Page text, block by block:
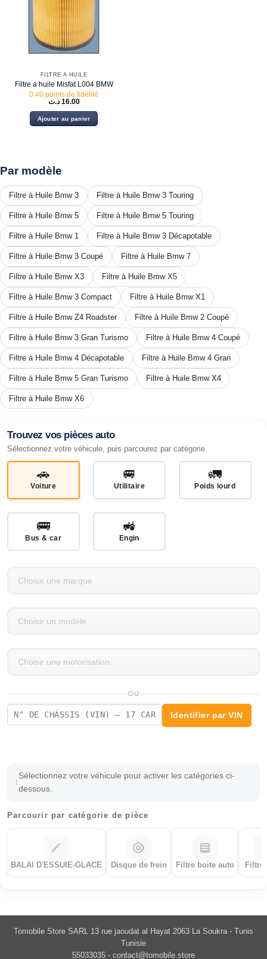
FILTRE À HUILE
Filtre a huile Misfat L004 BMW
0.40 points de fidélité
16.00 د.ت
Ajouter au panier
Par modèle
Filtre à Huile Bmw 3 Filtre à Huile Bmw 3 Touring
Filtre à Huile Bmw 5 Filtre à Huile Bmw 5 Touring
Filtre à Huile Bmw 1 Filtre à Huile Bmw 3 Décapotable
Filtre à Huile Bmw 3 Coupé Filtre à Huile Bmw 7
Filtre à Huile Bmw X3 Filtre à Huile Bmw X5
Filtre à Huile Bmw 3 Compact Filtre à Huile Bmw X1
Filtre à Huile Bmw Z4 Roadster Filtre à Huile Bmw 2 Coupé
Filtre à Huile Bmw 3 Gran Turismo Filtre à Huile Bmw 4 Coupé
Filtre à Huile Bmw 4 Décapotable Filtre à Huile Bmw 4 Gran
Filtre à Huile Bmw 5 Gran Turismo Filtre à Huile Bmw X4
Filtre à Huile Bmw X6
Trouvez vos pièces auto
Sélectionnez votre véhicule, puis parcourez par catégorie.
🚗
Voiture
🚐
Utilitaire
🚛
Poids lourd
🚌
Bus & car
🚜
Engin
OU
Identifier par VIN
Sélectionnez votre véhicule pour activer les catégories ci-
dessous.
Parcourir par catégorie de pièce
BALAI D'ESSUIE-GLACE Disque de frein Filtre boite auto
Tomobile Store SARL 13 rue jaoudat al Hayat 2063 La Soukra - Tunis
Tunisie
55033035 - contact@tomobile.store